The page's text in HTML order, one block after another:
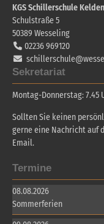
KGS Schillerschule
Schulstraße 5
50389 Wesseling
02236 969120
Sekretariat
Montag-Donnerstag: 7.45
Sollten Sie keinen
gerne eine Nachricht auf
Email.
Termine
08.08.2026
Sommerferien